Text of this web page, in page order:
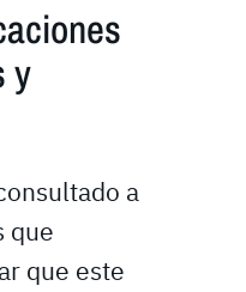
y
a
que
que este